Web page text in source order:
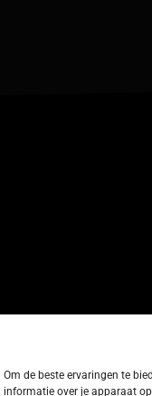
Om de beste ervaringen te
informatie over je apparaat